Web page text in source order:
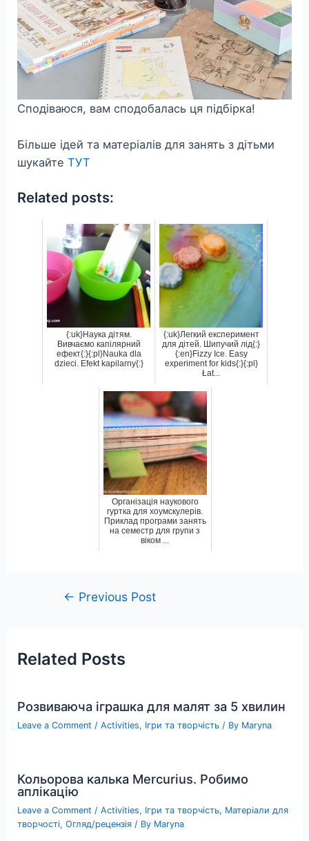
Сподіваюся, вам сподобалась ця підбірка!
Більше ідей та матеріалів для занять з дітьми
шукайтеТУТ
Related posts:
{:uk}Наука дітям.
Вивчаємо капілярний
ефект{:}{:pl}Nauka dla
dzieci. Efekt kapilarny{:}
{:uk}Легкий експеримент
для дітей. Шипучий лід{:}
{:en}Fizzy Ice. Easy
experiment for kids{:}{:pl}
Łat...
Організація наукового
гуртка для хоумскулерів.
Приклад програми занять
на семестр для групи з
віком ...
Post← Previous Post
Related Posts
Розвиваюча іграшка для малят за 5 хвилин
Leave a Comment /Activities, Ігри та творчість / By Maryna
Кольорова калька Mercurius. Робимо
аплікацію
Leave a Comment /Activities, Ігри та творчість, Матеріали для
творчості,Огляд/рецензія / By Maryna